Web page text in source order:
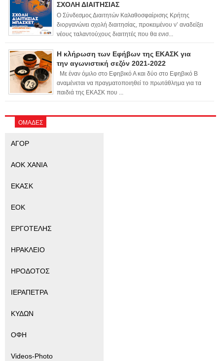
ΣΧΟΛΗ ΔΙΑΙΤΗΣΙΑΣ
Ο Σύνδεσμος Διαιτητών Καλαθοσφαίρισης Κρήτης
διοργανώνει σχολή διαιτησίας, προκειμένου ν’ αναδείξει
νέους ταλαντούχους διαιτητές που θα ενισ...
Η κλήρωση των Εφήβων της ΕΚΑΣΚ για
την αγωνιστική σεζόν 2021-2022
Με έναν όμιλο στο Εφηβικό Α και δύο στο Εφηβικό Β
αναμένεται να πραγματοποιηθεί το πρωτάθλημα για τα
παιδιά της ΕΚΑΣΚ που ...
ΟΜΑΔΕΣ
ΑΓΟΡ
ΑΟΚ ΧΑΝΙΑ
ΕΚΑΣΚ
ΕΟΚ
ΕΡΓΟΤΕΛΗΣ
ΗΡΑΚΛΕΙΟ
ΗΡΟΔΟΤΟΣ
ΙΕΡΑΠΕΤΡΑ
ΚΥΔΩΝ
ΟΦΗ
Videos-Photo